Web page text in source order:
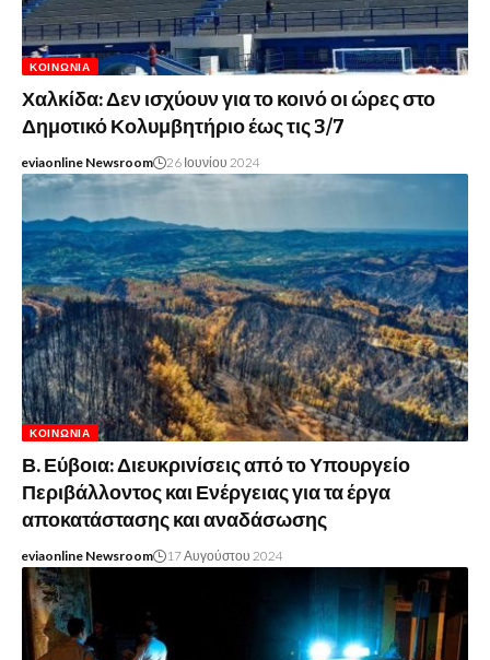
ΚΟΙΝΩΝΊΑ
Χαλκίδα: Δεν ισχύουν για το κοινό οι ώρες στο
Δημοτικό Κολυμβητήριο έως τις 3/7
eviaonline Newsroom 26 Ιουνίου 2024
ΚΟΙΝΩΝΊΑ
Β. Εύβοια: Διευκρινίσεις από το Υπουργείο
Περιβάλλοντος και Ενέργειας για τα έργα
αποκατάστασης και αναδάσωσης
eviaonline Newsroom 17 Αυγούστου 2024